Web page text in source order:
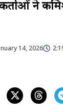
ने
14, 2026